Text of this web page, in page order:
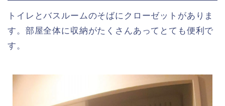
トイレとバスルームのそばにクローゼットがありま
す。部屋全体に収納がたくさんあってとても便利で
す。